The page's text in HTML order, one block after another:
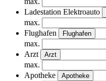
Ladestation Elektroauto
max.
Flughafen
Flughafen
max.
Arzt
Arzt
max.
Apotheke
Apotheke